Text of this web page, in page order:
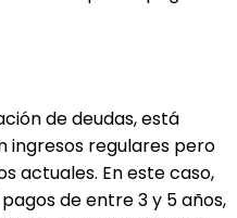
de deudas, está
ingresos regulares pero
actuales. En este caso,
de entre 3 y 5 años,